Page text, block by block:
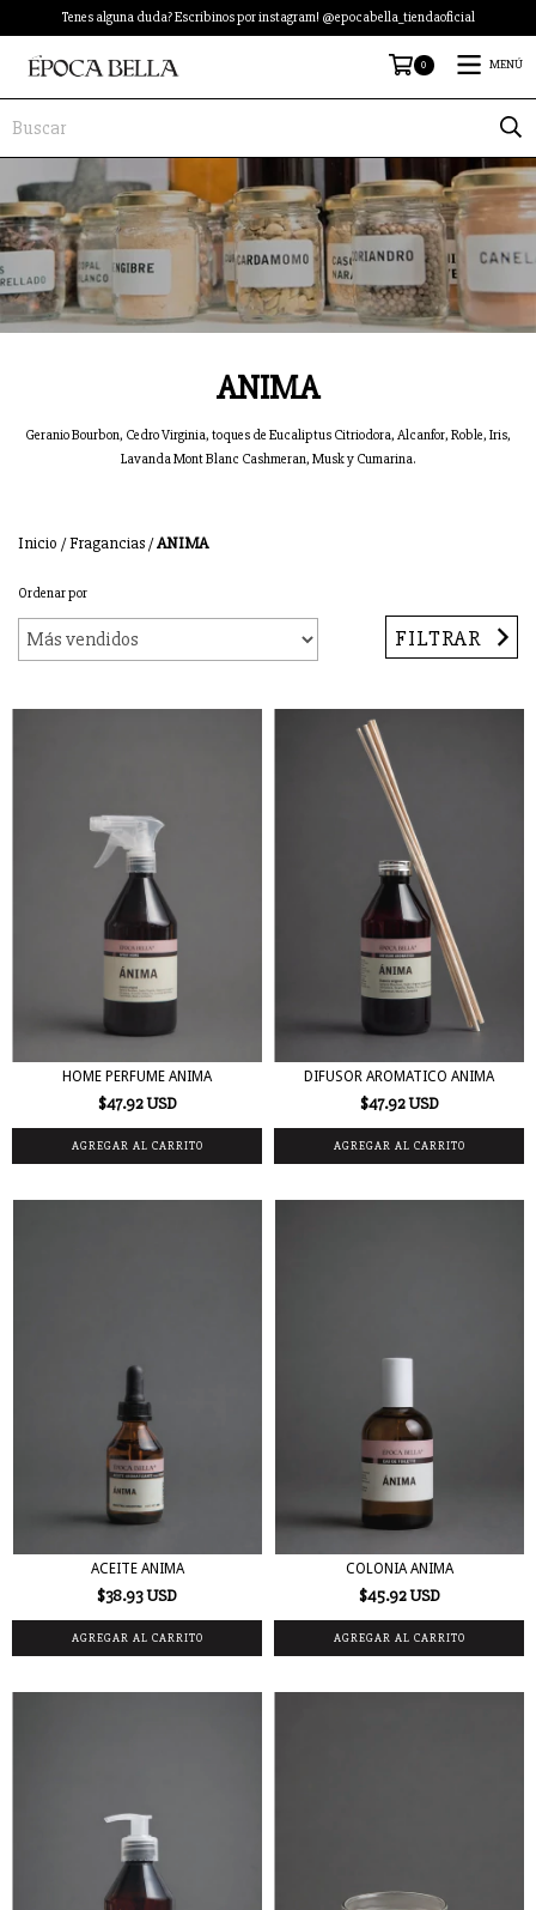
Tenes alguna duda? Escribinos por instagram! @epocabella_tiendaoficial
0 MENÚ
ANIMA
Geranio Bourbon, Cedro Virginia, toques de Eucaliptus Citriodora, Alcanfor, Roble, Iris,
Lavanda Mont Blanc Cashmeran, Musk y Cumarina.
Inicio /Fragancias/ANIMA
Ordenar por
FILTRAR
HOME PERFUME ANIMA
$47.92 USD
DIFUSOR AROMATICO ANIMA
$47.92 USD
ACEITE ANIMA
$38.93 USD
COLONIA ANIMA
$45.92 USD